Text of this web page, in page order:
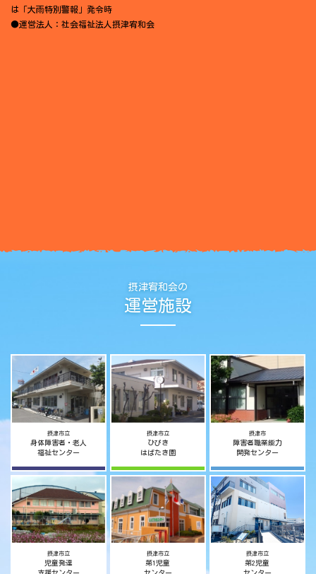
は「大雨特別警報」発令時
●運営法人：社会福祉法人摂津宥和会
摂津宥和会の
運営施設
摂津市立
身体障害者・老人
福祉センター
摂津市立
ひびき
はばたき園
摂津市
障害者職業能力
開発センター
摂津市立
児童発達
摂津市立
第1児童
摂津市立
第2児童